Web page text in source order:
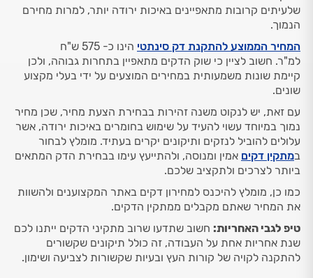
שלעיתים קרובות מתאפיינים באיכות ירודה יותר, למרות מחירם
הנמוך.
המחיר הממוצע להתקנת דק סינתטי
הינו כ- 575 ש"ח
למ"ר. חשוב לציין כי שוק הדקים מתאפיין בתחרות גבוהה, ולכן
קיימת שונות משמעותית במחירים המוצעים על ידי בעלי מקצוע
שונים.
עם זאת, יש לנקוט משנה זהירות בבחירת הצעת מחיר, שכן מחיר
נמוך במיוחד עשוי להעיד על שימוש בחומרים באיכות ירודה, אשר
עלולים להוביל לנזקים ותיקונים יקרים בעתיד. מומלץ לבחור
במתקין דקים אמין ומנוסה, ולהתייעץ עימו בבחירת הדק המתאים
ביותר לצרכים ולתקציב שלכם.
כמו כן, מומלץ להיכנס למחירון דקים באתר המקצוענים ולהשוות
את המחיר שאתם מקבלים ממתקין הדקים.
טיפ לגבי האחריות: חשוב שתדעו שרוב מתקיני הדקים ייתנו לכם
שנת אחריות אחת על העבודה, זה כולל תיקונים שקשורים
להתקנה לקויה של קורות העץ ובעיות שקשורות לצביעה ושימון.